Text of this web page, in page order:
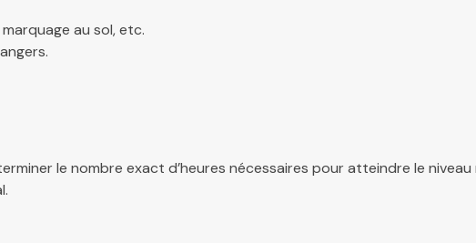
au sol, etc.
le nombre exact d’heures nécessaires pour atteindre le